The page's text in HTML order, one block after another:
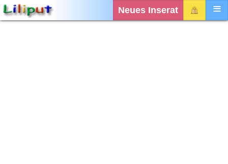
Neues Inserat